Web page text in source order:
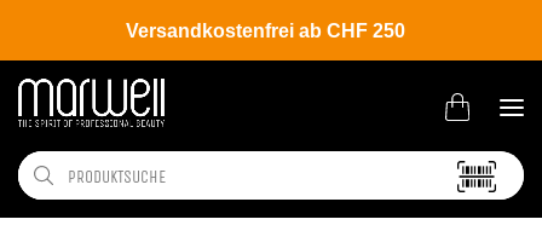
Versandkostenfrei ab CHF 250
Shop Brands Wella